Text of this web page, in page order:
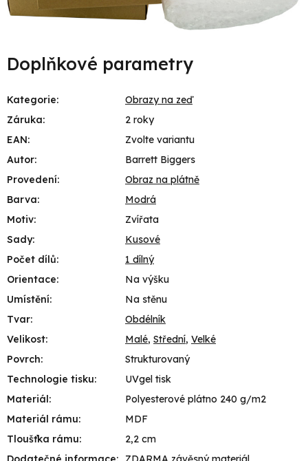
Doplňkové parametry
Kategorie:
Obrazy na zeď
Záruka:
2 roky
EAN:
Zvolte variantu
Autor:
Barrett Biggers
Provedení:
Obraz na plátně
Barva:
Modrá
Motiv:
Zvířata
Sady:
Kusové
Počet dílů:
1 dílný
Orientace:
Na výšku
Umístění:
Na stěnu
Tvar:
Obdélník
Velikost: Malé, Střední, Velké
Povrch:
Strukturovaný
Technologie tisku:
UVgel tisk
Materiál:
Polyesterové plátno 240 g/m2
Materiál rámu:
MDF
Tloušťka rámu:
2,2 cm